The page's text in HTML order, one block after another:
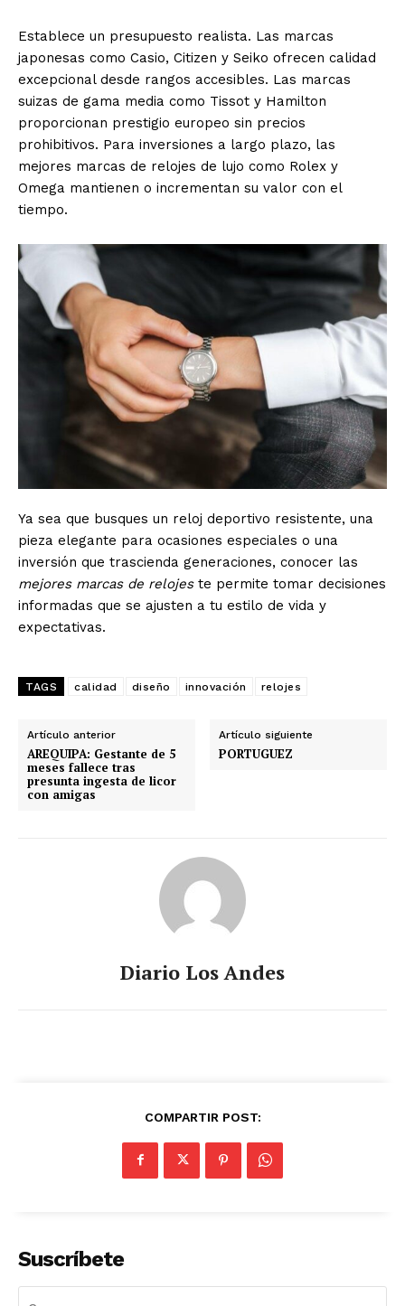
SUSCRIBETE
Diario los Andes
Nosotros
Contacto
Establece un presupuesto realista. Las marcas
japonesas como Casio, Citizen y Seiko ofrecen calidad
excepcional desde rangos accesibles. Las marcas
suizas de gama media como Tissot y Hamilton
proporcionan prestigio europeo sin precios
prohibitivos. Para inversiones a largo plazo, las
mejores marcas de relojes de lujo como Rolex y
Omega mantienen o incrementan su valor con el
tiempo.
Ya sea que busques un reloj deportivo resistente, una
pieza elegante para ocasiones especiales o una
inversión que trascienda generaciones, conocer las
mejores marcas de relojes te permite tomar decisiones
informadas que se ajusten a tu estilo de vida y
expectativas.
TAGS calidad diseño innovación relojes
Artículo anterior
AREQUIPA: Gestante de 5
meses fallece tras
presunta ingesta de licor
con amigas
Artículo siguiente
PORTUGUEZ
Diario Los Andes
COMPARTIR POST:
Suscríbete